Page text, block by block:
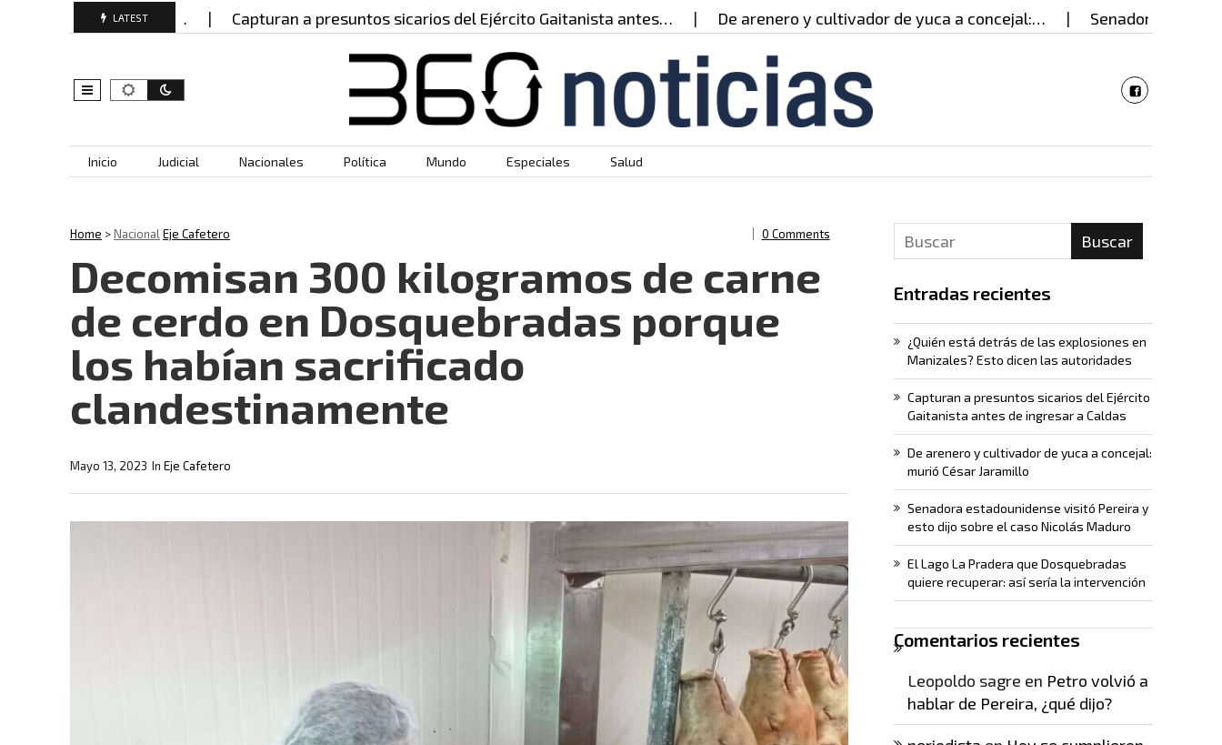
LATEST
en Manizales?… Capturan a presuntos sicarios del Ejército Gaitanista antes… De arenero y cultivador de yuca a concejal:… Senadora
Skip to content
Inicio Judicial Nacionales Política Mundo Especiales Salud
Home >NacionalEje Cafetero 0 Comments
Decomisan 300 kilogramos de carne
de cerdo en Dosquebradas porque
los habían sacrificado
clandestinamente
In Eje Cafetero
Mayo 13, 2023
Buscar
Entradas recientes
¿Quién está detrás de las explosiones en
Manizales? Esto dicen las autoridades
Capturan a presuntos sicarios del Ejército
Gaitanista antes de ingresar a Caldas
De arenero y cultivador de yuca a concejal:
murió César Jaramillo
Senadora estadounidense visitó Pereira y
esto dijo sobre el caso Nicolás Maduro
El Lago La Pradera que Dosquebradas
quiere recuperar: así sería la intervención
Comentarios recientes
Leopoldo sagre en Petro volvió a
hablar de Pereira, ¿qué dijo?